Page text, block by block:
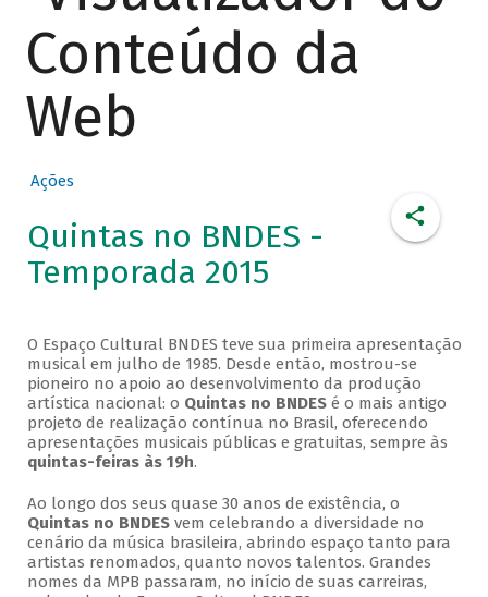
Conteúdo da
Web
Ações
Quintas no BNDES -
Temporada 2015
O Espaço Cultural BNDES teve sua primeira apresentação
musical em julho de 1985. Desde então, mostrou-se
pioneiro no apoio ao desenvolvimento da produção
artística nacional: o Quintas no BNDESé o mais antigo
projeto de realização contínua no Brasil, oferecendo
apresentações musicais públicas e gratuitas, sempre às
quintas-feiras às 19h.
Ao longo dos seus quase 30 anos de existência, o
Quintas no BNDESvem celebrando a diversidade no
cenário da música brasileira, abrindo espaço tanto para
artistas renomados, quanto novos talentos. Grandes
nomes da MPB passaram, no início de suas carreiras,